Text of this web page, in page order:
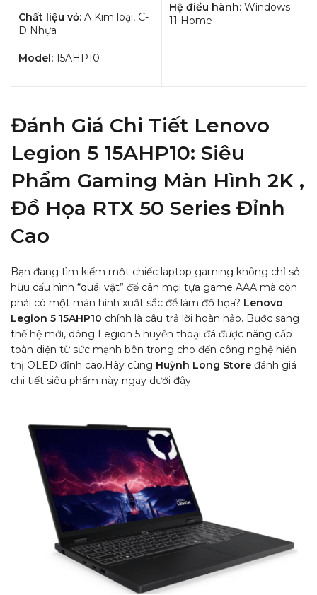
Chất liệu vỏ: A Kim loại, C-
D Nhựa
Model: 15AHP10
Hệ điều hành: Windows
11 Home
Đánh Giá Chi Tiết Lenovo
Legion 5 15AHP10: Siêu
Phẩm Gaming Màn Hình 2K ,
Đồ Họa RTX 50 Series Đỉnh
Cao
Bạn đang tìm kiếm một chiếc laptop gaming không chỉ sở
hữu cấu hình “quái vật” để cân mọi tựa game AAA mà còn
phải có một màn hình xuất sắc để làm đồ họa? Lenovo
Legion 5 15AHP10 chính là câu trả lời hoàn hảo. Bước sang
thế hệ mới, dòng Legion 5 huyền thoại đã được nâng cấp
toàn diện từ sức mạnh bên trong cho đến công nghệ hiển
thị OLED đỉnh cao.Hãy cùng Huỳnh Long Store đánh giá
chi tiết siêu phẩm này ngay dưới đây.